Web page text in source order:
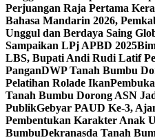
Perjuangan Raja Pertama
Bahasa Mandarin 2026,
Unggul dan Berdaya Saing
Sampaikan LPj APBD 2025
LBS, Bupati Andi Rudi Latif
PanganDWP Tanah Bumbu
Pelatihan Rolade Ikan
Tanah Bumbu Dorong ASN
PublikGebyar PAUD Ke-3,
Pembentukan Karakter Anak
BumbuDekranasda Tanah